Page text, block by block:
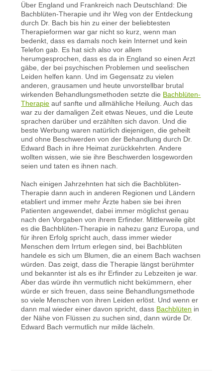
Über England und Frankreich nach Deutschland: Die
Bachblüten-Therapie und ihr Weg von der Entdeckung
durch Dr. Bach bis hin zu einer der beliebtesten
Therapieformen war gar nicht so kurz, wenn man
bedenkt, dass es damals noch kein Internet und kein
Telefon gab. Es hat sich also vor allem
herumgesprochen, dass es da in England so einen Arzt
gäbe, der bei psychischen Problemen und seelischen
Leiden helfen kann. Und im Gegensatz zu vielen
anderen, grausamen und heute unvorstellbar brutal
wirkenden Behandlungsmethoden setzte die Bachblüten-
Therapie auf sanfte und allmähliche Heilung. Auch das
war zu der damaligen Zeit etwas Neues, und die Leute
sprachen darüber und erzählten sich davon. Und die
beste Werbung waren natürlich diejenigen, die geheilt
und ohne Beschwerden von der Behandlung durch Dr.
Edward Bach in ihre Heimat zurückkehrten. Andere
wollten wissen, wie sie ihre Beschwerden losgeworden
seien und taten es ihnen nach.
Nach einigen Jahrzehnten hat sich die Bachblüten-
Therapie dann auch in anderen Regionen und Ländern
etabliert und immer mehr Ärzte haben sie bei ihren
Patienten angewendet, dabei immer möglichst genau
nach den Vorgaben von ihrem Erfinder. Mittlerweile gibt
es die Bachblüten-Therapie in nahezu ganz Europa, und
für ihren Erfolg spricht auch, dass immer wieder
Menschen dem Irrtum erlegen sind, bei Bachblüten
handele es sich um Blumen, die an einem Bach wachsen
würden. Das zeigt, dass die Therapie längst berühmter
und bekannter ist als es ihr Erfinder zu Lebzeiten je war.
Aber das würde ihn vermutlich nicht bekümmern, eher
würde er sich freuen, dass seine Behandlungsmethode
so viele Menschen von ihren Leiden erlöst. Und wenn er
dann mal wieder einer davon spricht, dass Bachblüten in
der Nähe von Flüssen zu suchen sind, dann würde Dr.
Edward Bach vermutlich nur milde lächeln.